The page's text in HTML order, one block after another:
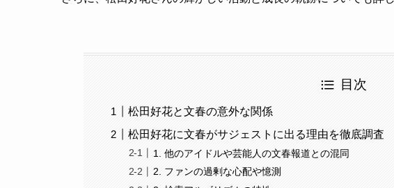
目次
松田好花と文春の意外な関係
松田好花に文春がサジェストに出る理由を徹底調査
1. 他のアイドルや芸能人の文春報道との混同
2. ファンの過剰な心配や憶測